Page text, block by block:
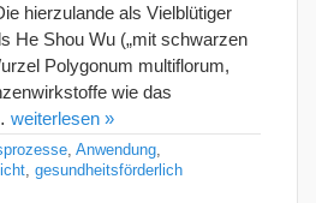
hierzulande als Vielblütiger
He Shou Wu („mit schwarzen
Polygonum multiflorum,
wie das
weiterlesen »
Anwendung
gesundheitsförderlich